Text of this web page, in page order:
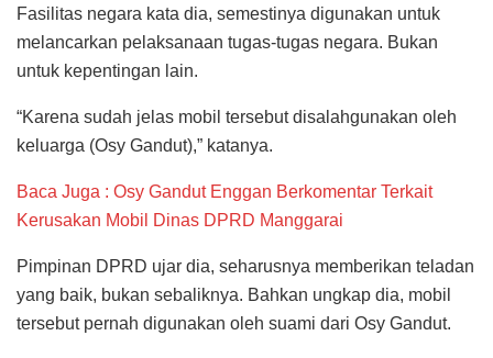
Fasilitas negara kata dia, semestinya digunakan untuk
melancarkan pelaksanaan tugas-tugas negara. Bukan
untuk kepentingan lain.
“Karena sudah jelas mobil tersebut disalahgunakan oleh
keluarga (Osy Gandut),” katanya.
Baca Juga : Osy Gandut Enggan Berkomentar Terkait
Kerusakan Mobil Dinas DPRD Manggarai
Pimpinan DPRD ujar dia, seharusnya memberikan teladan
yang baik, bukan sebaliknya. Bahkan ungkap dia, mobil
tersebut pernah digunakan oleh suami dari Osy Gandut.